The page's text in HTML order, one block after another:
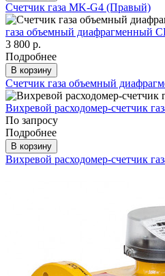
Счетчик газа МK-G4 (Правый)
газа объемный диафрагменный
3 800 р.
Подробнее
В корзину
Счетчик газа объемный
Вихревой расходомер-счетчик
По запросу
Подробнее
В корзину
Вихревой расходомер-счетчик